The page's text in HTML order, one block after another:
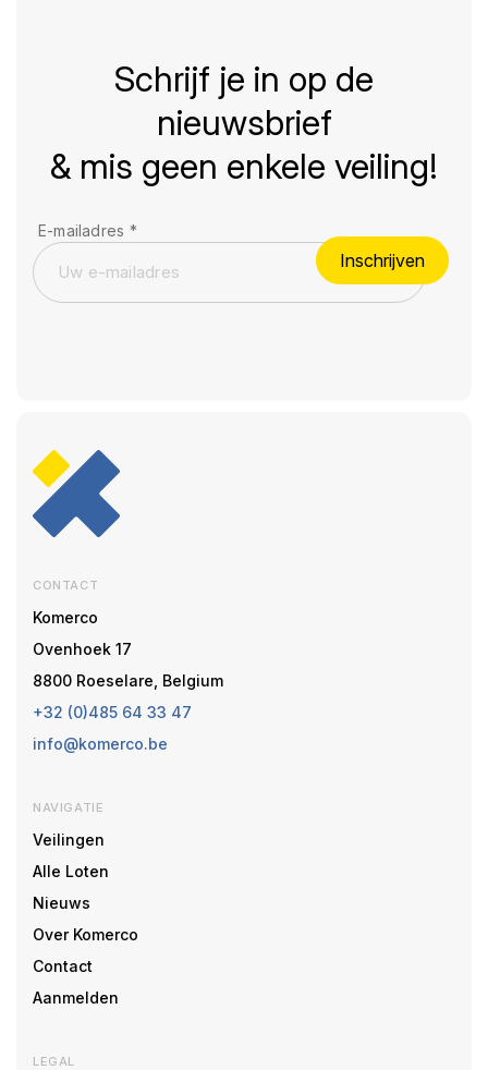
Schrijf je in op de
nieuwsbrief
& mis geen enkele veiling!
E-mailadres *
Inschrijven
CONTACT
Komerco
Ovenhoek 17
8800 Roeselare, Belgium
+32 (0)485 64 33 47
info@komerco.be
NAVIGATIE
Veilingen
Alle Loten
Nieuws
Over Komerco
Contact
Aanmelden
LEGAL